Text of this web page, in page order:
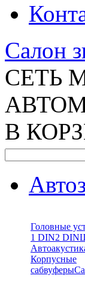
Салон
СЕТЬ
В
Головные
1 DIN2 DIN
Корпусные
сабвуферы